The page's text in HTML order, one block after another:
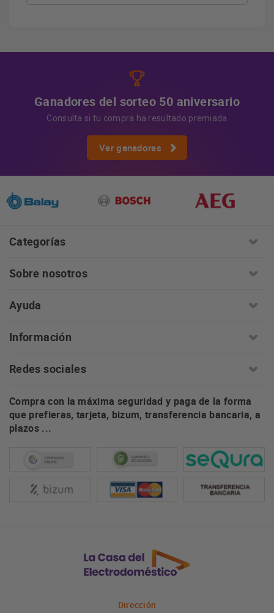
Ganadores del sorteo 50 aniversario
Consulta si tu compra ha resultado premiada
Ver ganadores
Categorías
Sobre nosotros
Ayuda
Información
Redes sociales
Compra con la máxima seguridad y paga de la forma
que prefieras, tarjeta, bizum, transferencia bancaria, a
plazos ...
Dirección